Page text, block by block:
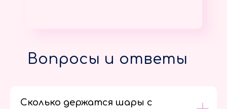
Вопросы и ответы
Сколько держатся шары с